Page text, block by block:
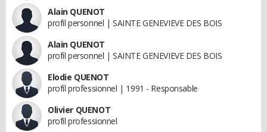
Alain QUENOT
profil personnel | SAINTE GENEVIEVE DES BOIS
Alain QUENOT
profil personnel | SAINTE GENEVIEVE DES BOIS
Elodie QUENOT
profil professionnel | 1991 - Responsable
Olivier QUENOT
profil professionnel